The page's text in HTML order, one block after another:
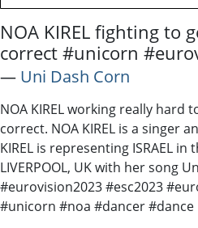
NOA KIREL fighting to
correct #unicorn
― Uni Dash Corn
NOA KIREL working really hard
correct. NOA KIREL is a singer
KIREL is representing ISRAEL in
LIVERPOOL, UK with her song
#eurovision2023 #esc2023
#unicorn #noa #dancer #dance